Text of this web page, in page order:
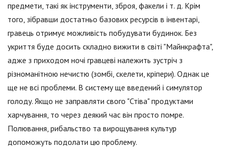
предмети, такі як інструменти, зброя, факели і т. д. Крім
того, зібравши достатньо базових ресурсів в інвентарі,
гравець отримує можливість побудувати будинок. Без
укриття буде досить складно вижити в світі "Майнкрафта",
адже з приходом ночі гравцеві належить зустріч з
різноманітною нечистю (зомбі, скелети, кріпери). Однак це
ще не всі проблеми. В систему ще введений і симулятор
голоду. Якщо не заправляти свого "Стіва" продуктами
харчування, то через деякий час він просто помре.
Полювання, рибальство та вирощування культур
допоможуть подолати цю проблему.